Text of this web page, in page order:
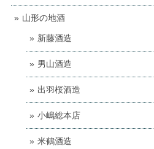
山形の地酒
新藤酒造
男山酒造
出羽桜酒造
小嶋総本店
米鶴酒造